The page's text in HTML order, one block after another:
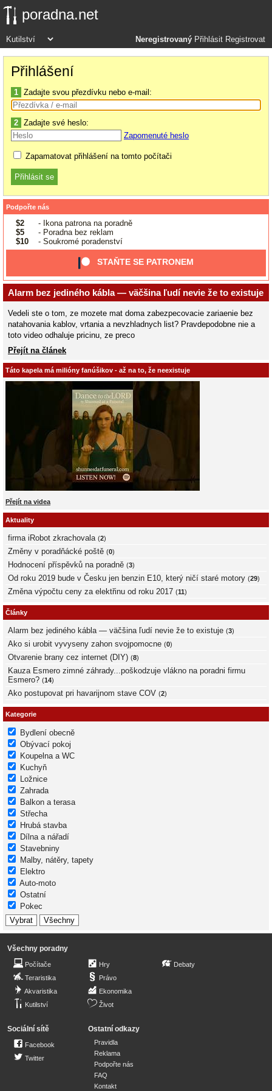
poradna.net
Neregistrovaný Přihlásit Registrovat
Přihlášení
1 Zadajte svou přezdívku nebo e-mail:
2 Zadajte své heslo:
Zapomenuté heslo
Zapamatovat přihlášení na tomto počítači
Podpořte nás
$2
- Ikona patrona na poradně
$5
- Poradna bez reklam
$10
- Soukromé poradenství
STAŇTE SE PATRONEM
Alarm bez jediného kábla — väčšina ľudí nevie že to existuje
Vedeli ste o tom, ze mozete mat doma zabezpecovacie zariaenie bez
natahovania kablov, vrtania a nevzhladnych list? Pravdepodobne nie a
toto video odhaluje pricinu, ze preco
Přejít na článek
Táto kapela má milióny fanúšikov - až na to, že neexistuje
Přejít na videa
Aktuality
firma iRobot zkrachovala (2)
Změny v poradňácké poště (0)
Hodnocení příspěvků na poradně (3)
Od roku 2019 bude v Česku jen benzin E10, který ničí staré motory (29)
Změna výpočtu ceny za elektřinu od roku 2017 (11)
Články
Alarm bez jediného kábla — väčšina ľudí nevie že to existuje (3)
Ako si urobit vyvyseny zahon svojpomocne (0)
Otvarenie brany cez internet (DIY) (8)
Kauza Esmero zimné záhrady...poškodzuje vlákno na poradni firmu
Esmero? (14)
Ako postupovat pri havarijnom stave COV (2)
Kategorie
Bydlení obecně
Obývací pokoj
Koupelna a WC
Kuchyň
Ložnice
Zahrada
Balkon a terasa
Střecha
Hrubá stavba
Dílna a nářadí
Stavebniny
Malby, nátěry, tapety
Elektro
Auto-moto
Ostatní
Pokec
Všechny poradny
Počítače
Teraristika
Akvaristika
Kutilství
Hry
Právo
Ekonomika
Život
Debaty
Sociální sítě
Facebook
Twitter
Ostatní odkazy
Pravidla
Reklama
Podpořte nás
FAQ
Kontakt